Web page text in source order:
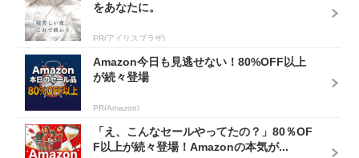
をあなたに。
PR(アイリスプラザ)
Amazon今日も見逃せない！80%OFF以上
が続々登場
PR(Amazon)
「え、こんなセールやってたの？」80％OF
F以上が続々登場！Amazonの本気が...